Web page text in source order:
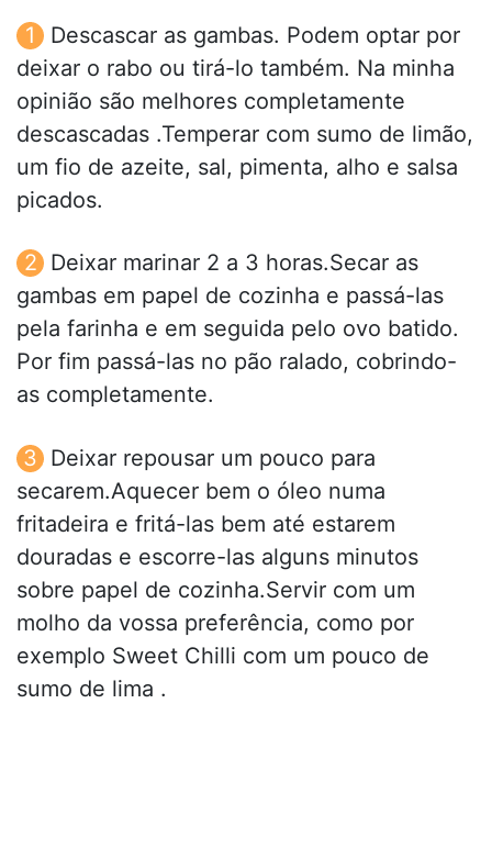
Descascar as gambas. Podem optar por
deixar o rabo ou tirá-lo também. Na minha
opinião são melhores completamente
descascadas .Temperar com sumo de limão,
um fio de azeite, sal, pimenta, alho e salsa
picados.
Deixar marinar 2 a 3 horas.Secar as
gambas em papel de cozinha e passá-las
pela farinha e em seguida pelo ovo batido.
Por fim passá-las no pão ralado, cobrindo-
as completamente.
Deixar repousar um pouco para
secarem.Aquecer bem o óleo numa
fritadeira e fritá-las bem até estarem
douradas e escorre-las alguns minutos
sobre papel de cozinha.Servir com um
molho da vossa preferência, como por
exemplo Sweet Chilli com um pouco de
sumo de lima .